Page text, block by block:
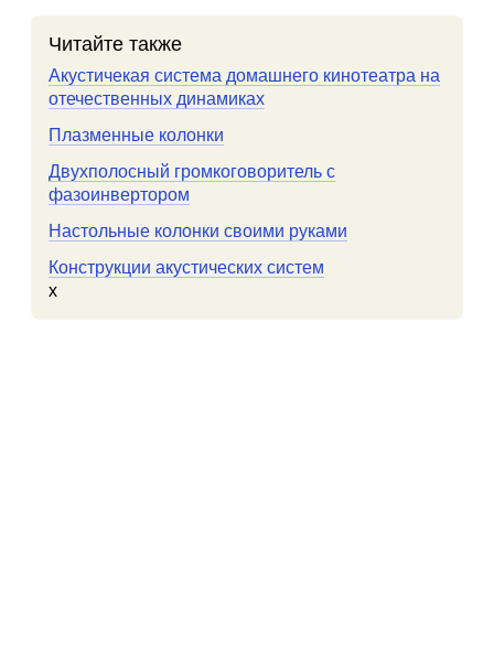
Читайте также
Акустичекая система домашнего кинотеатра на
отечественных динамиках
Плазменные колонки
Двухполосный громкоговоритель с
фазоинвертором
Настольные колонки своими руками
Конструкции акустических систем
x